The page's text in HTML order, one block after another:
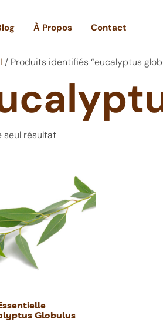
À Propos Contact
/ Produits identifiés “eucalyptus
seul résultat
Globulus